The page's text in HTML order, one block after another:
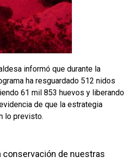
informó que durante la
ha resguardado 512 nidos
61 mil 853 huevos y liberando
de que la estrategia
lo previsto.
conservación de nuestras